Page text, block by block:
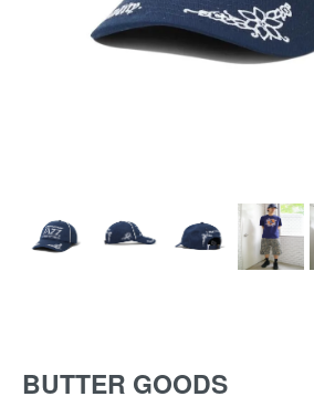
BUTTER GOODS